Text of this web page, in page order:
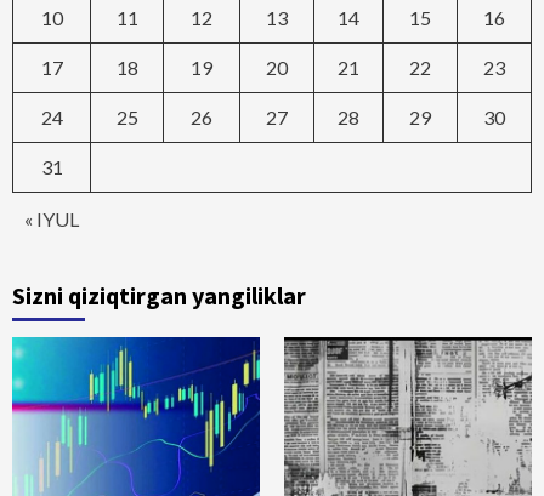
« IYUL
10 11 12 13 14 15 16
17 18 19 20 21 22 23
24 25 26 27 28 29 30
31
Sizni qiziqtirgan yangiliklar